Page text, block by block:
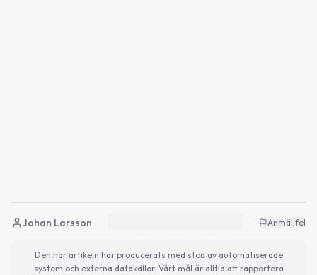
Johan Larsson Anmäl fel
Den här artikeln har producerats med stöd av automatiserade
system och externa datakällor. Vårt mål är alltid att rapportera